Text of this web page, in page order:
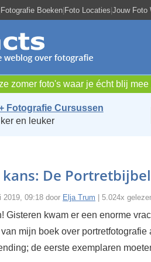
Fotografie Boeken|Foto Locaties|Jouw Foto
zomer foto's waar je écht blij mee
Fotografie Cursussen
en leuker
De
2019, 09:18 door Elja Trum | 5.024x
Gisteren kwam er een enorme
mijn boek over
de eerste exemplaren